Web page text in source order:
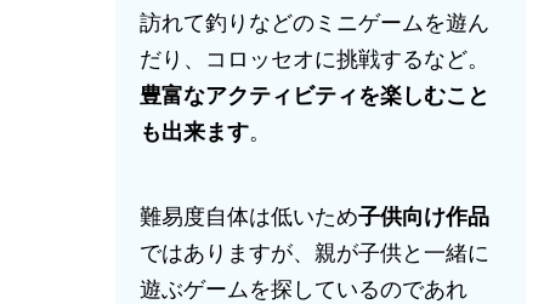
訪れて釣りなどのミニゲームを遊ん
だり、コロッセオに挑戦するなど。
豊富なアクティビティを楽しむこと
も出来ます。
難易度自体は低いため子供向け作品
ではありますが、親が子供と一緒に
遊ぶゲームを探しているのであれ